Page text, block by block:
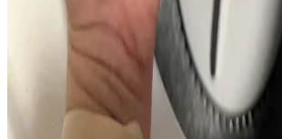
Maytag MVW7230HW çamaşır makinelerinde
yaygın bir sorundur. Kilitleyici, paslanma ve
kullanımı sıkışmaya neden olur. Uygun
çıkarılabilir, zarar önlenmelidir.
Köpek Araba Koltuğu Kılıfı
Çamaşır Makinesi Tahliye Sorunları